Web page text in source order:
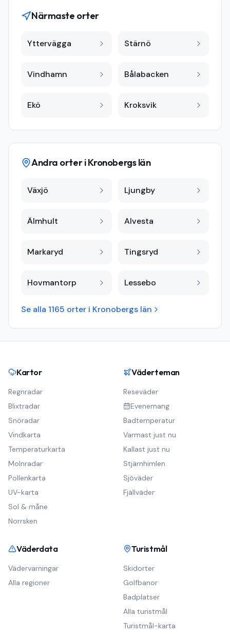
Närmaste orter
Yttervägga Stärnö
Vindhamn Bålabacken
Ekö Kroksvik
Andra orter iKronobergs län
Växjö Ljungby
Älmhult Alvesta
Markaryd Tingsryd
Hovmantorp Lessebo
Se alla 1165 orter i Kronobergs län
Kartor
Regnradar
Blixtradar
Snöradar
Vindkarta
Temperaturkarta
Molnradar
Pollenkarta
UV-karta
Sol & måne
Norrsken
Väderteman
Reseväder
Evenemang
Badtemperatur
Varmast just nu
Kallast just nu
Stjärnhimlen
Sjöväder
Fjällväder
Väderdata
Vädervarningar
Alla regioner
Turistmål
Skidorter
Golfbanor
Badplatser
Alla turistmål
Turistmål-karta